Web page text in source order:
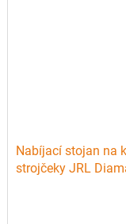
Nabíjací stojan na
strojčeky JRL